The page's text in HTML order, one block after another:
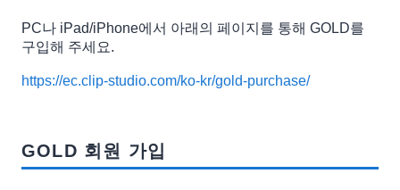
PC나 iPad/iPhone에서 아래의 페이지를 통해 GOLD를
구입해 주세요.
https://ec.clip-studio.com/ko-kr/gold-purchase/
GOLD 회원 가입